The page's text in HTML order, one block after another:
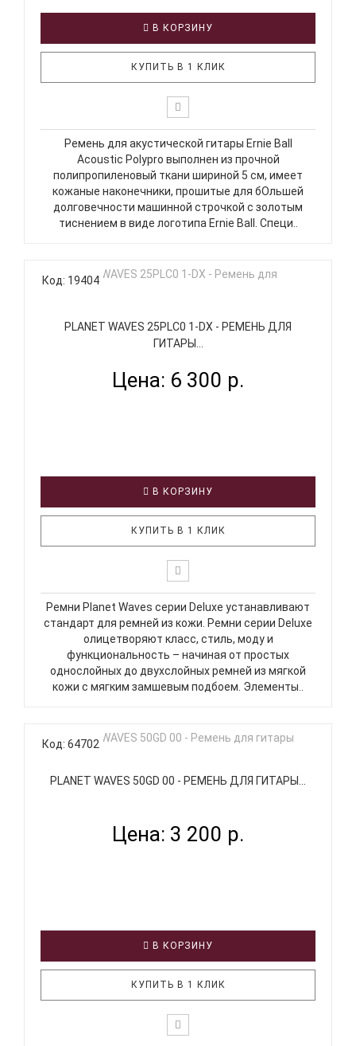
В КОРЗИНУ
КУПИТЬ В 1 КЛИК
Ремень для акустической гитары Ernie Ball
Acoustic Polypro выполнен из прочной
полипропиленовый ткани шириной 5 см, имеет
кожаные наконечники, прошитые для бОльшей
долговечности машинной строчкой с золотым
тиснением в виде логотипа Ernie Ball. Специ..
Код: 19404
PLANET WAVES 25PLC0 1-DX - РЕМЕНЬ ДЛЯ
ГИТАРЫ...
Цена: 6 300 р.
В КОРЗИНУ
КУПИТЬ В 1 КЛИК
Ремни Planet Waves серии Deluxe устанавливают
стандарт для ремней из кожи. Ремни серии Deluxe
олицетворяют класс, стиль, моду и
функциональность – начиная от простых
однослойных до двухслойных ремней из мягкой
кожи с мягким замшевым подбоем. Элементы..
Код: 64702
PLANET WAVES 50GD 00 - РЕМЕНЬ ДЛЯ ГИТАРЫ...
Цена: 3 200 р.
В КОРЗИНУ
КУПИТЬ В 1 КЛИК